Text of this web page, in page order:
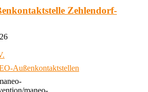
Zehlendorf-
Außenkontaktstellen
maneo-